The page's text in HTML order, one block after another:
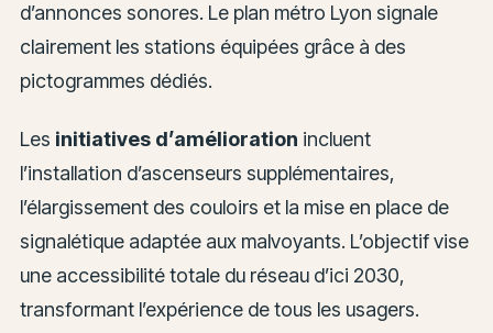
d’annonces sonores. Le plan métro Lyon signale
clairement les stations équipées grâce à des
pictogrammes dédiés.
Les initiatives d’amélioration incluent
l’installation d’ascenseurs supplémentaires,
l’élargissement des couloirs et la mise en place de
signalétique adaptée aux malvoyants. L’objectif vise
une accessibilité totale du réseau d’ici 2030,
transformant l’expérience de tous les usagers.